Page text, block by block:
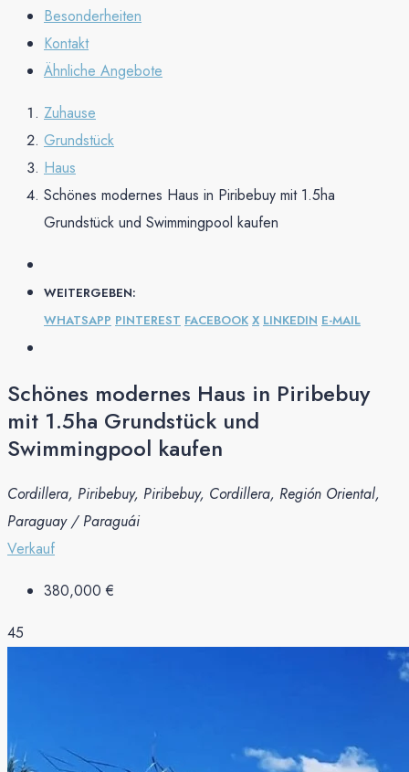
Besonderheiten
Kontakt
Ähnliche Angebote
Zuhause
Grundstück
Haus
Schönes modernes Haus in Piribebuy mit 1.5ha
Grundstück und Swimmingpool kaufen
WEITERGEBEN:
WHATSAPP PINTEREST FACEBOOK X LINKEDIN E-MAIL
Schönes modernes Haus in Piribebuy
mit 1.5ha Grundstück und
Swimmingpool kaufen
Cordillera, Piribebuy, Piribebuy, Cordillera, Región Oriental,
Paraguay / Paraguái
Verkauf
380,000 €
45